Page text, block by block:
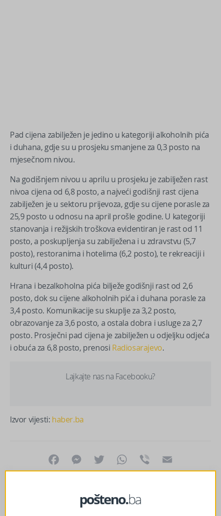
Pad cijena zabilježen je jedino u kategoriji alkoholnih pića
i duhana, gdje su u prosjeku smanjene za 0,3 posto na
mjesečnom nivou.
Na godišnjem nivou u aprilu u prosjeku je zabilježen rast
nivoa cijena od 6,8 posto, a najveći godišnji rast cijena
zabilježen je u sektoru prijevoza, gdje su cijene porasle za
25,9 posto u odnosu na april prošle godine. U kategoriji
stanovanja i režijskih troškova evidentiran je rast od 11
posto, a poskupljenja su zabilježena i u zdravstvu (5,7
posto), restoranima i hotelima (6,2 posto), te rekreaciji i
kulturi (4,4 posto).
Hrana i bezalkoholna pića bilježe godišnji rast od 2,6
posto, dok su cijene alkoholnih pića i duhana porasle za
3,4 posto. Komunikacije su skuplje za 3,2 posto,
obrazovanje za 3,6 posto, a ostala dobra i usluge za 2,7
posto. Prosječni pad cijena je zabilježen u odjeljku odjeća
i obuća za 6,8 posto, prenosi Radiosarajevo.
Lajkajte nas na Facebooku?
Izvor vijesti: haber.ba
FacebookMessenger
Twitter WhatsApp
Viber